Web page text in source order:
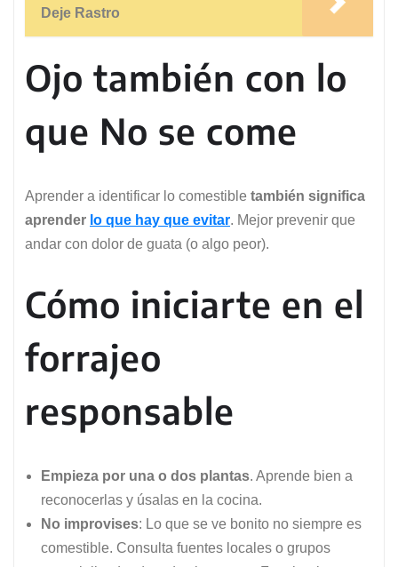
Deje Rastro
Ojo también con lo
que No se come
Aprender a identificar lo comestible también significa
aprender lo que hay que evitar. Mejor prevenir que
andar con dolor de guata (o algo peor).
Cómo iniciarte en el
forrajeo
responsable
Empieza por una o dos plantas. Aprende bien a
reconocerlas y úsalas en la cocina.
No improvises: Lo que se ve bonito no siempre es
comestible. Consulta fuentes locales o grupos